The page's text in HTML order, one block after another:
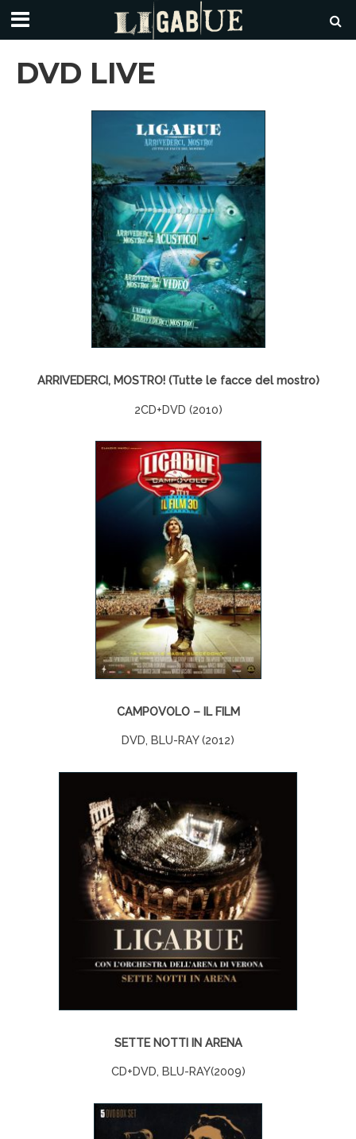
DVD LIVE
ARRIVEDERCI, MOSTRO! (Tutte le facce del mostro)
2CD+DVD (2010)
CAMPOVOLO – IL FILM
DVD, BLU-RAY (2012)
SETTE NOTTI IN ARENA
CD+DVD, BLU-RAY(2009)